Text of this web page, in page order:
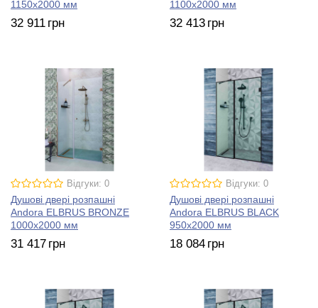
1150х2000 мм
32 911 грн
1100х2000 мм
32 413 грн
Відгуки: 0
Душові двері розпашні
Andora ELBRUS BRONZE
1000х2000 мм
31 417 грн
Відгуки: 0
Душові двері розпашні
Andora ELBRUS BLACK
950х2000 мм
18 084 грн